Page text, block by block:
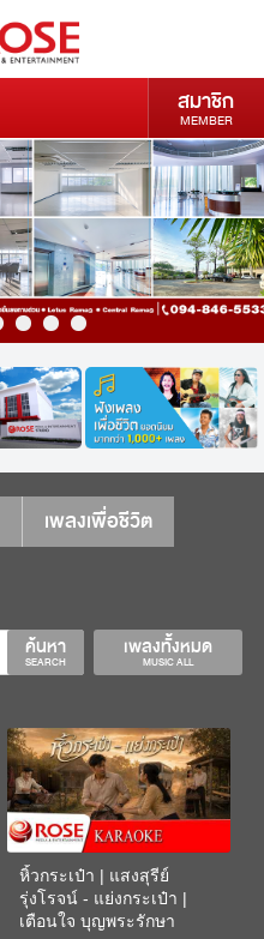
สมาชิก
MEMBER
เพลงเพื่อชีวิต
เพลงทั้งหมด
MUSIC ALL
ค้นหา
SEARCH
หิ้วกระเป๋า | แสงสุรีย์
รุ่งโรจน์ - แย่งกระเป๋า |
เตือนใจ บุญพระรักษา